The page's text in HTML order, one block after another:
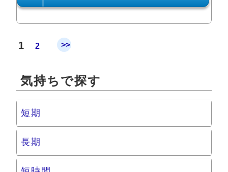
1 2 >>
気持ちで探す
短期
長期